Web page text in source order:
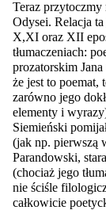
Teraz
Odysei. Relacja
X,XI oraz XII
tłumaczeniach:
prozatorskim
że jest to poemat,
zarówno jego
elementy i
Siemieński
(jak np. pierwszą
Parandowski,
(chociaż jego
nie ściśle
całkowicie